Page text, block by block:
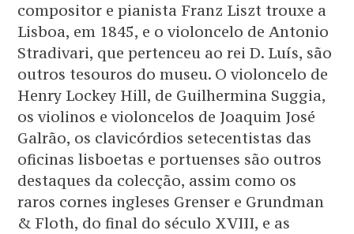
compositor e pianista Franz Liszt trouxe a
Lisboa, em 1845, e o violoncelo de Antonio
Stradivari, que pertenceu ao rei D. Luís, são
outros tesouros do museu. O violoncelo de
Henry Lockey Hill, de Guilhermina Suggia,
os violinos e violoncelos de Joaquim José
Galrão, os clavicórdios setecentistas das
oficinas lisboetas e portuenses são outros
destaques da colecção, assim como os
raros cornes ingleses Grenser e Grundman
& Floth, do final do século XVIII, e as